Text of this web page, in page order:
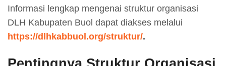
Informasi lengkap mengenai struktur organisasi
DLH Kabupaten Buol dapat diakses melalui
https://dlhkabbuol.org/struktur/.